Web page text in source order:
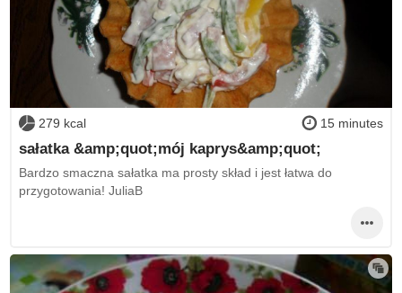
279 kcal 15 minutes
sałatka &amp;quot;mój kaprys&amp;quot;
Bardzo smaczna sałatka ma prosty skład i jest łatwa do
przygotowania! JuliaB